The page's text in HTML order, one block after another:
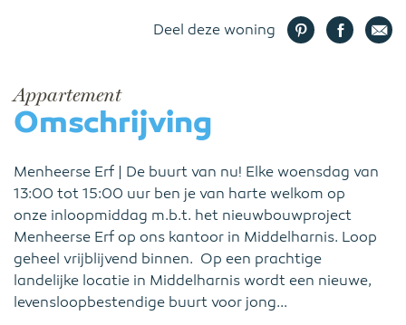
Deel deze woning
Appartement
Omschrijving
Menheerse Erf | De buurt van nu! Elke woensdag van
13:00 tot 15:00 uur ben je van harte welkom op
onze inloopmiddag m.b.t. het nieuwbouwproject
Menheerse Erf op ons kantoor in Middelharnis. Loop
geheel vrijblijvend binnen. Op een prachtige
landelijke locatie in Middelharnis wordt een nieuwe,
levensloopbestendige buurt voor jong...